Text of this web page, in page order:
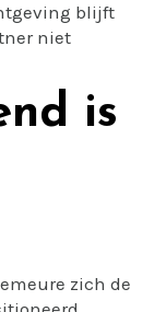
blijft
niet
is
zich de